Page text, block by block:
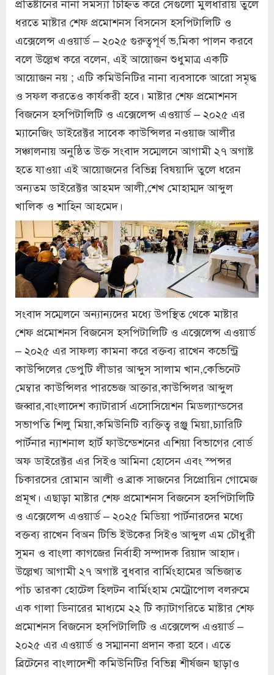
ধরতে মাষ্টার শেফ প্রমোশনস বিসনেস হসপিটালিটি ও
এক্সেলেন্স এওয়ার্ড – ২০২৫ গুরুত্বপূর্ণ ভ‚মিকা পালন করবে
বলে উল্লেখ করে বলেন, এই আয়োজন শুধুমাত্র একটি
আয়োজন নয় ; এটি কমিউনিটির নানা ব্যবসাকে আরো সমৃদ্ধ
ও সফল করতেও কার্যকরী হবে। মাষ্টার শেফ প্রমোশনস
বিজনেস হসপিটালিটি ও এক্সেলেন্স এওয়ার্ড – ২০২৫ এর
ম্যানেজিং ডাইরেক্টর সাবেক কাউন্সিলর নওয়াজ আলীর
সঞ্চালনায় অনুষ্ঠিত উক্ত সংবাদ সম্মেলনে আগামী ২৭ অগাষ্ট
হতে যাওয়া এই আয়োজনের বিভিন্ন বিষয়াদি তুলে ধরেন
অন্যতম ডাইরেক্টর আহমদ আলী,শেখ মোহাম্মদ আব্দুল
খালিক ও শাহিন আহমেদ।
সংবাদ সম্মেলনে অন্যান্যদের মধ্যে উপস্থিত থেকে মাষ্টার
শেফ প্রমোশনস বিজনেস হসপিটালিটি ও এক্সেলেন্স এওয়ার্ড
– ২০২৫ এর সাফল্য কামনা করে বক্তব্য রাখেন কভেন্ট্রি
কাউন্সিলের ডেপুটি লীডার আব্দুস সালাম খান,কেভিনেট
মেম্বার কাউন্সিলর পারভেজ আক্তার,কাউন্সিলর আব্দুল
জব্বার,বাংলাদেশ ক্যাটারার্স এসোসিয়েশন মিডল্যান্ডসের
সভাপতি শিলু মিয়া,কমিউনিটি ব্যক্তিত্ব রঞ্জু মিয়া,চ্যারিটি
পার্টনার ন্যাশনাল হার্ট ফাউন্ডেশনের এশিয়া বিভাগের বোর্ড
অফ ডাইরেক্টর এর সিইও আমিনা হোসেন এবং স্পন্সর
চিকারসের রোমান আলী ও ব্রাক সাজনের সিপ্রোয়িন গোমেজ
প্রমূখ। এছাড়া মাষ্টার শেফ প্রমোশনস বিজনেস হসপিটালিটি
ও এক্সেলেন্স এওয়ার্ড – ২০২৫ মিডিয়া পার্টনারদের মধ্যে
বক্তব্য রাখেন বিঅন টিভি ইউকের সিইও আব্দুল এম চৌধুরী
সুমন ও বাংলা কাগজের নির্বাহী সম্পাদক রিয়াদ আহাদ।
উল্লেখ্য আগামী ২৭ অগাষ্ট বুধবার বার্মিংহামের অভিজাত
পাঁচ তারকা হোটেল হিলটন বার্মিংহাম মেট্রোপোল বলরুমে
এক গালা ডিনারের মাধ্যমে ২২ টি ক্যাটাগরিতে মাষ্টার শেফ
প্রমোশনস বিজনেস হসপিটালিটি ও এক্সেলেন্স এওয়ার্ড –
২০২৫ এর এওয়ার্ড ও সম্মাননা প্রদান করা হবে। এতে
ব্রিটেনের বাংলাদেশী কমিউনিটির বিভিন্ন শীর্ষজন ছাড়াও